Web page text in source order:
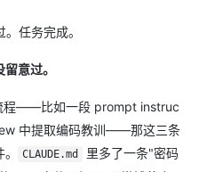
任务完成。
意过。
程——比如一段 prompt instruc
中提取编码教训——那这三条
CLAUDE.md
里多了一条"密码